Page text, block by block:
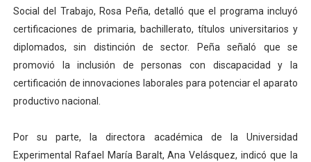
Social del Trabajo, Rosa Peña, detalló que el programa incluyó
certificaciones de primaria, bachillerato, títulos universitarios y
diplomados, sin distinción de sector. Peña señaló que se
promovió la inclusión de personas con discapacidad y la
certificación de innovaciones laborales para potenciar el aparato
productivo nacional.
Por su parte, la directora académica de la Universidad
Experimental Rafael María Baralt, Ana Velásquez, indicó que la